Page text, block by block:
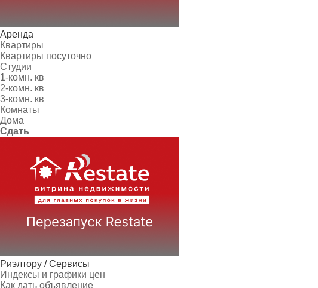
Аренда
Квартиры
Квартиры посуточно
Студии
1-комн. кв
2-комн. кв
3-комн. кв
Комнаты
Дома
Сдать
Риэлтору / Сервисы
Индексы и графики цен
Как дать объявление